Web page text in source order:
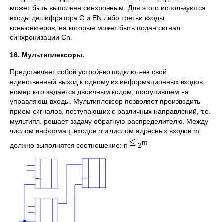
может быть выполнен синхронным. Для этого используются
входы дешифратора C и EN либо третьи входы
коньюнктеров, на которые может быть подан сигнал
синхронизации Cn.
16. Мультиплексоры.
Представляет собой устрой-во подключ-ее свой
единственный выход к одному из информационных входов,
номер к-го задается двоичным кодом, поступившем на
управляющ входы. Мультиплексор позволяет производить
прием сигналов, поступающих с различных направлений, т.е.
мультипл. решает задачу обратную распределителю. Между
числом информац. входов n и числом адресных входов m
должно выполнятся соотношение: n
2m